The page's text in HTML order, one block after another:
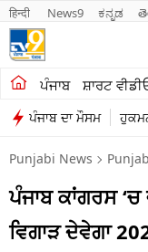
हिन्दी News9 ಕನ್ನಡ
ਪੰਜਾਬ ਸ਼ਾਰਟ
ਪੰਜਾਬ ਦਾ ਮੌਸਮ
ਖੇਤੀਬਾੜੀ
ਸ਼ਾਰਟ ਵੀਡੀਓਜ਼
ਕਾਰੋਬਾਰ
ਕਰਿਅਰ
Punjabi News
ਪੰਜਾਬ ਕਾਂਗਰਸ
ਵਿਗਾੜ ਦੇਵੇਗਾ